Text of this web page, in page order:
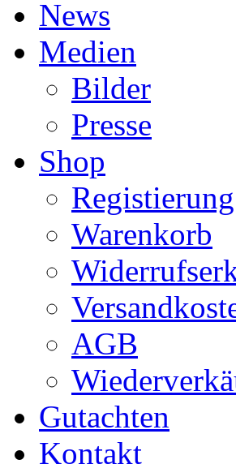
News
Medien
Bilder
Presse
Shop
Warenkorb
AGB
Gutachten
Kontakt